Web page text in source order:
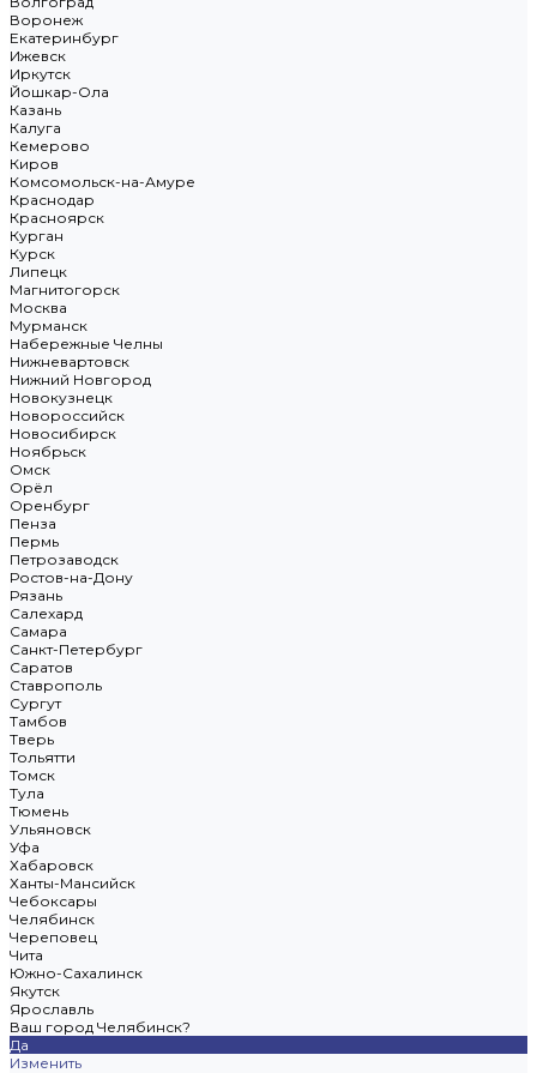
Воронеж
Екатеринбург
Ижевск
Иркутск
Йошкар-Ола
Казань
Калуга
Кемерово
Киров
Комсомольск-на-Амуре
Краснодар
Красноярск
Курган
Курск
Липецк
Магнитогорск
Москва
Мурманск
Набережные Челны
Нижневартовск
Нижний Новгород
Новокузнецк
Новороссийск
Новосибирск
Ноябрьск
Омск
Орёл
Оренбург
Пенза
Пермь
Петрозаводск
Ростов-на-Дону
Рязань
Салехард
Самара
Санкт-Петербург
Саратов
Ставрополь
Сургут
Тамбов
Тверь
Тольятти
Томск
Тула
Тюмень
Ульяновск
Уфа
Хабаровск
Ханты-Мансийск
Чебоксары
Челябинск
Череповец
Чита
Южно-Сахалинск
Якутск
Ярославль
Ваш город Челябинск?
Да
Изменить